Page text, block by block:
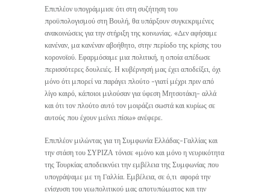
Επιπλέον υπογράμμισε ότι στη συζήτηση του
προϋπολογισμού στη Βουλή, θα υπάρξουν συγκεκριμένες
ανακοινώσεις για την στήριξη της κοινωνίας. «Δεν αφήσαμε
κανέναν, μα κανέναν αβοήθητο, στην περίοδο της κρίσης του
κορονοϊού. Εφαρμόσαμε μια πολιτική, η οποία απέδωσε
περισσότερες δουλειές. Η κυβέρνησή μας έχει αποδείξει, όχι
μόνο ότι μπορεί να παράγει πλούτο -γιατί μέχρι πριν από
λίγο καιρό, κάποιοι μιλούσαν για ύφεση Μητσοτάκη- αλλά
και ότι τον πλούτο αυτό τον μοιράζει σωστά και κυρίως σε
αυτούς που έχουν μείνει πίσω» ανέφερε.
Επιπλέον μιλώντας για τη Συμφωνία Ελλάδας-Γαλλίας και
την στάση του ΣΥΡΙΖΑ τόνισε «μόνο και μόνο η νευρικότητα
της Τουρκίας αποδεικνύει την εμβέλεια της Συμφωνίας που
υπογράψαμε με τη Γαλλία. Εμβέλεια, σε ό,τι αφορά την
ενίσχυση του γεωπολιτικού μας αποτυπώματος και την